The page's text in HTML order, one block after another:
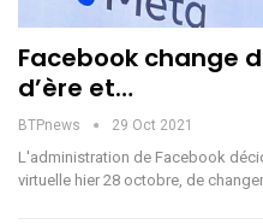
Facebook change
d’ère et…
BTPnews 29 Oct 2021
L'administration de Facebook
virtuelle hier 28 octobre, de